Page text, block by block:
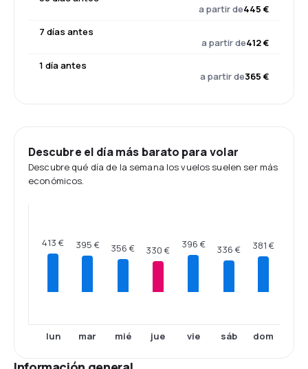
a partir de445 €
7 días antes
a partir de412 €
1 día antes
a partir de365 €
Descubre el día más barato para volar
Descubre qué día de la semana los vuelos suelen ser más
económicos.
413 €
lun
395 €
mar
356 €
mié
330 €
jue
396 €
vie
336 €
sáb
381 €
dom